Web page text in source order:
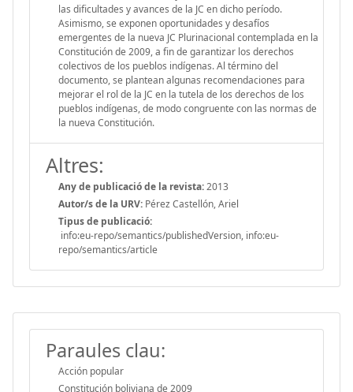
las dificultades y avances de la JC en dicho período.
Asimismo, se exponen oportunidades y desafíos
emergentes de la nueva JC Plurinacional contemplada en la
Constitución de 2009, a fin de garantizar los derechos
colectivos de los pueblos indígenas. Al término del
documento, se plantean algunas recomendaciones para
mejorar el rol de la JC en la tutela de los derechos de los
pueblos indígenas, de modo congruente con las normas de
la nueva Constitución.
Altres:
Any de publicació de la revista:2013
Autor/s de la URV: Pérez Castellón, Ariel
Tipus de publicació:
info:eu-repo/semantics/publishedVersion, info:eu-
repo/semantics/article
Paraules clau:
Acción popular
Constitución boliviana de 2009